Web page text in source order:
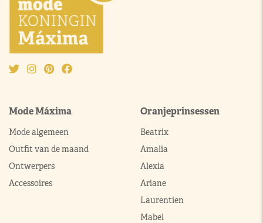
Mode Máxima
Mode algemeen
Outfit van de maand
Ontwerpers
Accessoires
Oranjeprinsessen
Beatrix
Amalia
Alexia
Ariane
Laurentien
Mabel